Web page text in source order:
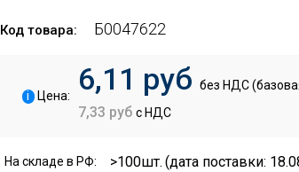
Код товара: Б0047622
i Цена: 6,11 руб без НДС
7,33 руб с НДС
На складе в РФ: >100шт. (дата поставки: